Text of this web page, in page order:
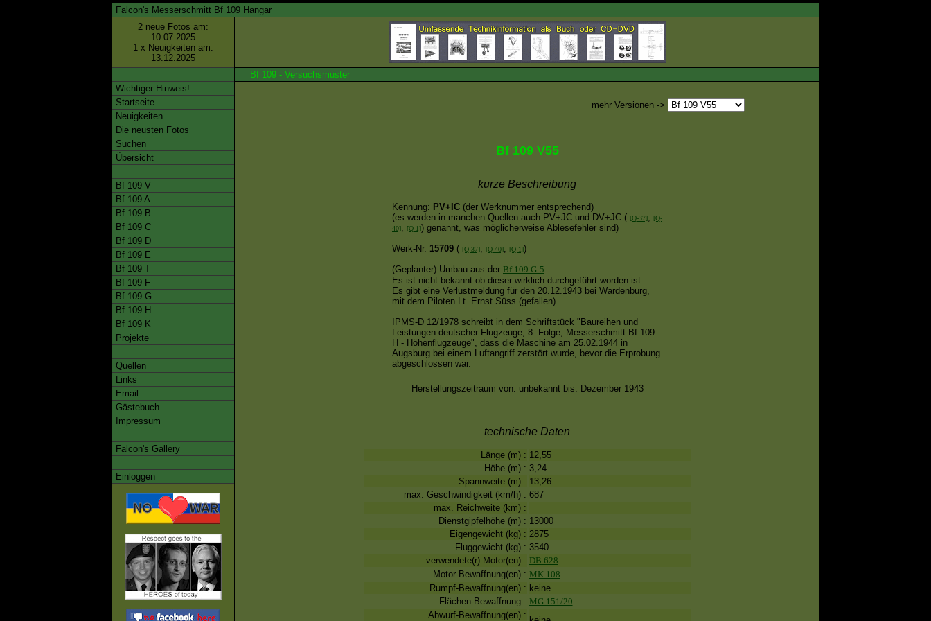
Falcon's Messerschmitt Bf 109 Hangar
2 neue Fotos am:
10.07.2025
1 x Neuigkeiten am:
13.12.2025
Wichtiger Hinweis!
Startseite
Neuigkeiten
Die neusten Fotos
Suchen
Übersicht
Bf 109 V
Bf 109 A
Bf 109 B
Bf 109 C
Bf 109 D
Bf 109 E
Bf 109 T
Bf 109 F
Bf 109 G
Bf 109 H
Bf 109 K
Projekte
Quellen
Links
Email
Gästebuch
Impressum
Falcon's Gallery
Einloggen
Bf 109 - Versuchsmuster
mehr Versionen ->
Bf 109 V55
kurze Beschreibung
Kennung: PV+IC (der Werknummer entsprechend)
(es werden in manchen Quellen auch PV+JC und DV+JC ( [Q-37]
[Q-
40]
[Q-1]) genannt, was möglicherweise Ablesefehler sind)
Werk-Nr. 15709 ( [Q-37] [Q-40] [Q-1])
(Geplanter) Umbau aus der Bf 109 G-5
Es ist nicht bekannt ob dieser wirklich durchgeführt worden ist.
Es gibt eine Verlustmeldung für den 20.12.1943 bei Wardenburg,
mit dem Piloten Lt. Ernst Süss (gefallen).
IPMS-D 12/1978 schreibt in dem Schriftstück "Baureihen und
Leistungen deutscher Flugzeuge, 8. Folge, Messerschmitt Bf 109
H - Höhenflugzeuge", dass die Maschine am 25.02.1944 in
Augsburg bei einem Luftangriff zerstört wurde, bevor die Erprobung
abgeschlossen war.
Herstellungszeitraum von: unbekannt bis: Dezember 1943
technische Daten
Länge (m): 12,55
Höhe (m): 3,24
Spannweite (m): 13,26
max. Geschwindigkeit (km/h): 687
max. Reichweite (km):
Dienstgipfelhöhe (m): 13000
Eigengewicht (kg): 2875
Fluggewicht (kg): 3540
verwendete(r) Motor(en) : DB 628
Motor-Bewaffnung(en) : MK 108
Rumpf-Bewaffnung(en) : keine
Flächen-Bewaffnung : MG 151/20
Abwurf-Bewaffnung(en) :